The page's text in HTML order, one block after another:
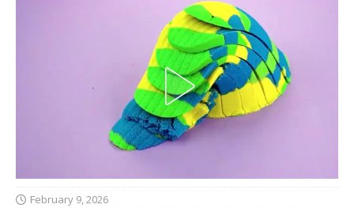
February 9, 2026